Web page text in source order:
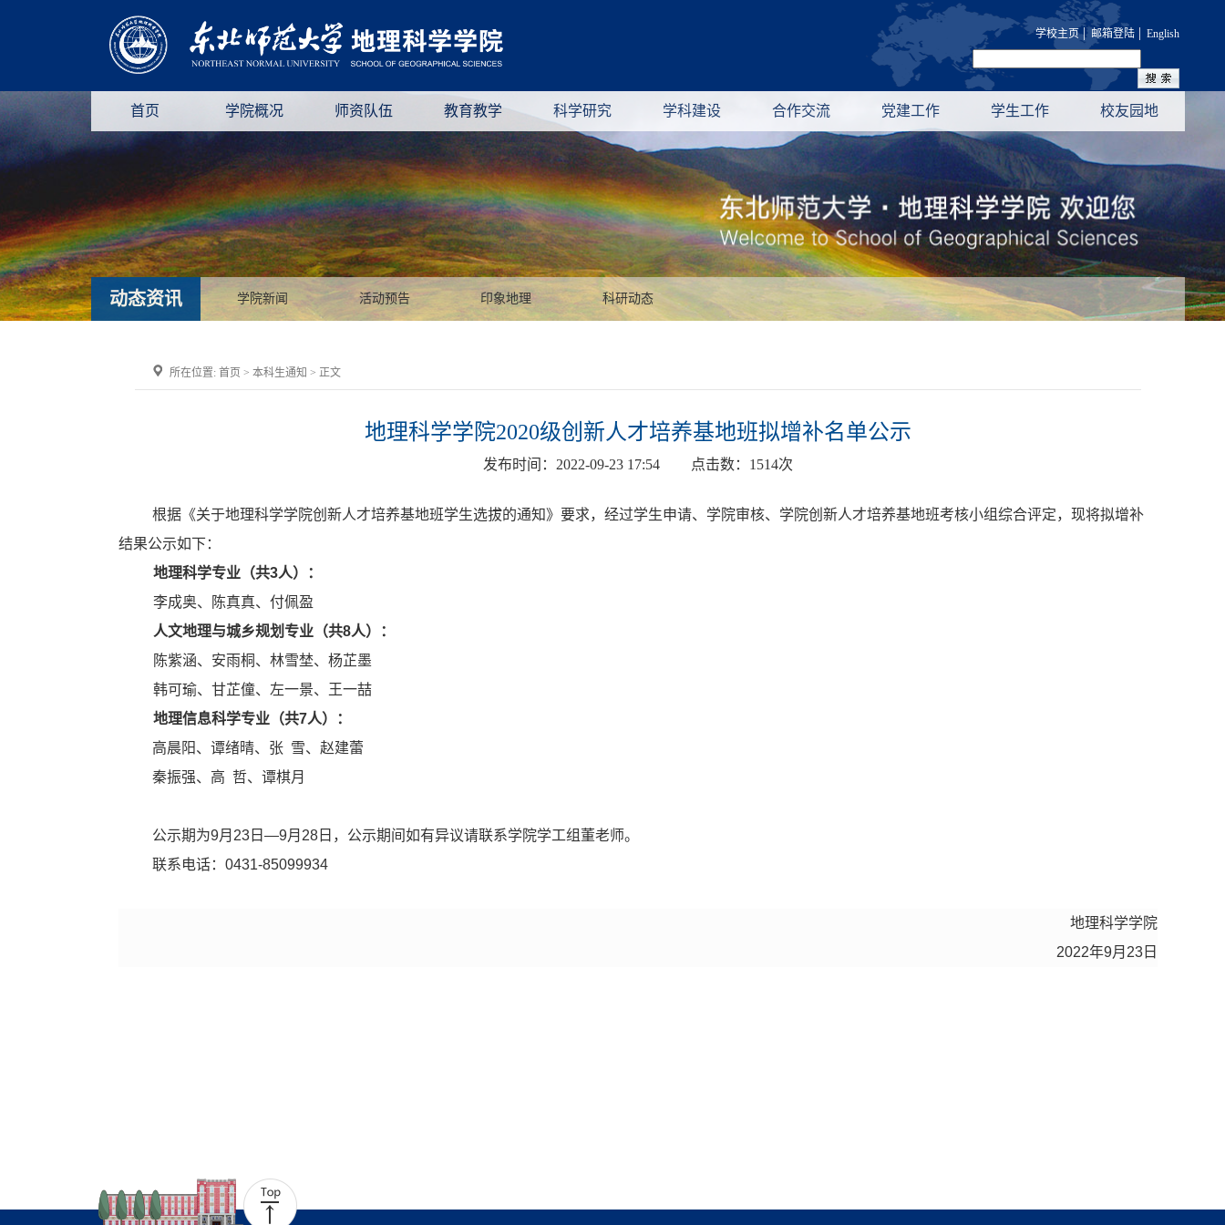
学校主页| 邮箱登陆 | English
首页 学院概况 师资队伍 教育教学 科学研究 学科建设 合作交流 党建工作 学生工作 校友园地
动态资讯 学院新闻 活动预告 印象地理 科研动态
所在位置: 首页 > 本科生通知 > 正文
地理科学学院2020级创新人才培养基地班拟增补名单公示
发布时间： 2022-09-23 17:54 点击数： 1514次
根据《关于地理科学学院创新人才培养基地班学生选拔的通知》要求，经过学生申请、学院审核、学院创新人才培养基地班考核小组综合评定，现将拟增补
结果公示如下：
地理科学专业（共3人）：
李成奥、陈真真、付佩盈
人文地理与城乡规划专业（共8人）：
陈紫涵、安雨桐、林雪埜、杨芷墨
韩可瑜、甘芷僮、左一景、王一喆
地理信息科学专业（共7人）：
高晨阳、谭绪晴、张 雪、赵建蕾
秦振强、高 哲、谭棋月
公示期为9月 23 日—9月 28 日，公示期间如有异议请联系学院学工组董老师。
联系电话： 0431-85099934
地理科学学院
2022年9月 23 日